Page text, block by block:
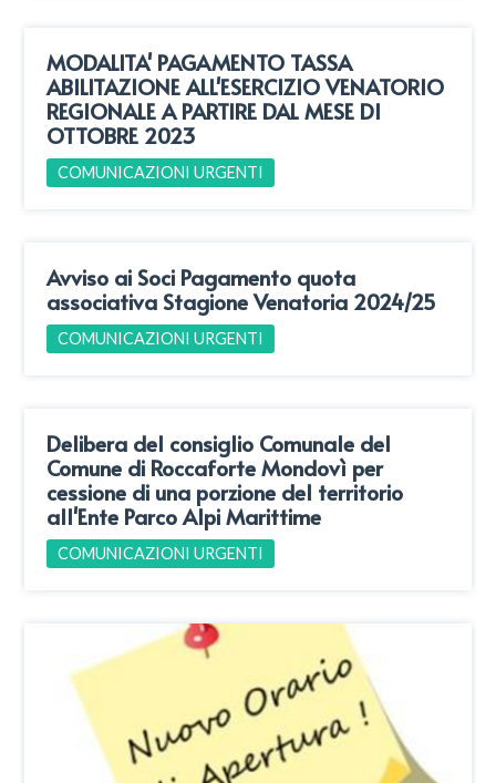
MODALITA' PAGAMENTO TASSA
ABILITAZIONE ALL'ESERCIZIO VENATORIO
REGIONALE A PARTIRE DAL MESE DI
OTTOBRE 2023
COMUNICAZIONI URGENTI
Avviso ai Soci Pagamento quota
associativa Stagione Venatoria 2024/25
COMUNICAZIONI URGENTI
Delibera del consiglio Comunale del
Comune di Roccaforte Mondovì per
cessione di una porzione del territorio
all'Ente Parco Alpi Marittime
COMUNICAZIONI URGENTI